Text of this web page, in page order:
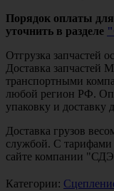
Порядок оплаты
уточнить в разделе
Отгрузка запчастей
Доставка запчастей
транспортными
любой регион РФ.
упаковку и доставку
Доставка грузов
службой. С тарифами
сайте компании
Категории: